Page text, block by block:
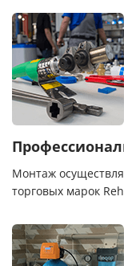
Монтаж
торговых марок